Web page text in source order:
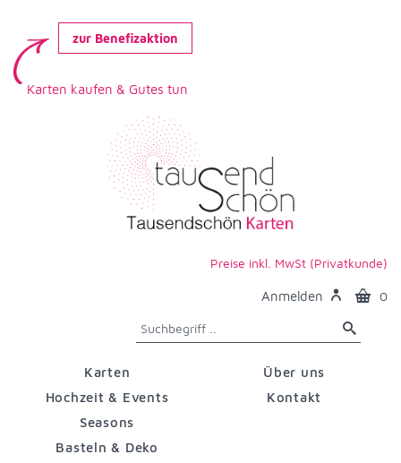
zur Benefizaktion
Karten kaufen & Gutes tun
Preise inkl. MwSt (Privatkunde)
Anmelden 0
Karten
Hochzeit & Events
Seasons
Basteln & Deko
Über uns
Kontakt